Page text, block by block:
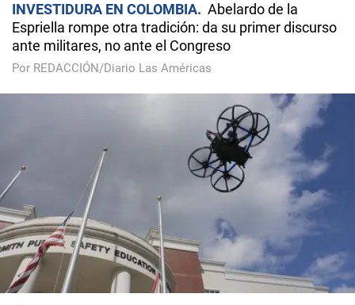
INVESTIDURA EN COLOMBIA
Abelardo de la
Espriella rompe otra tradición: da su primer discurso
ante militares, no ante el Congreso
Por REDACCIÓN/Diario Las Américas